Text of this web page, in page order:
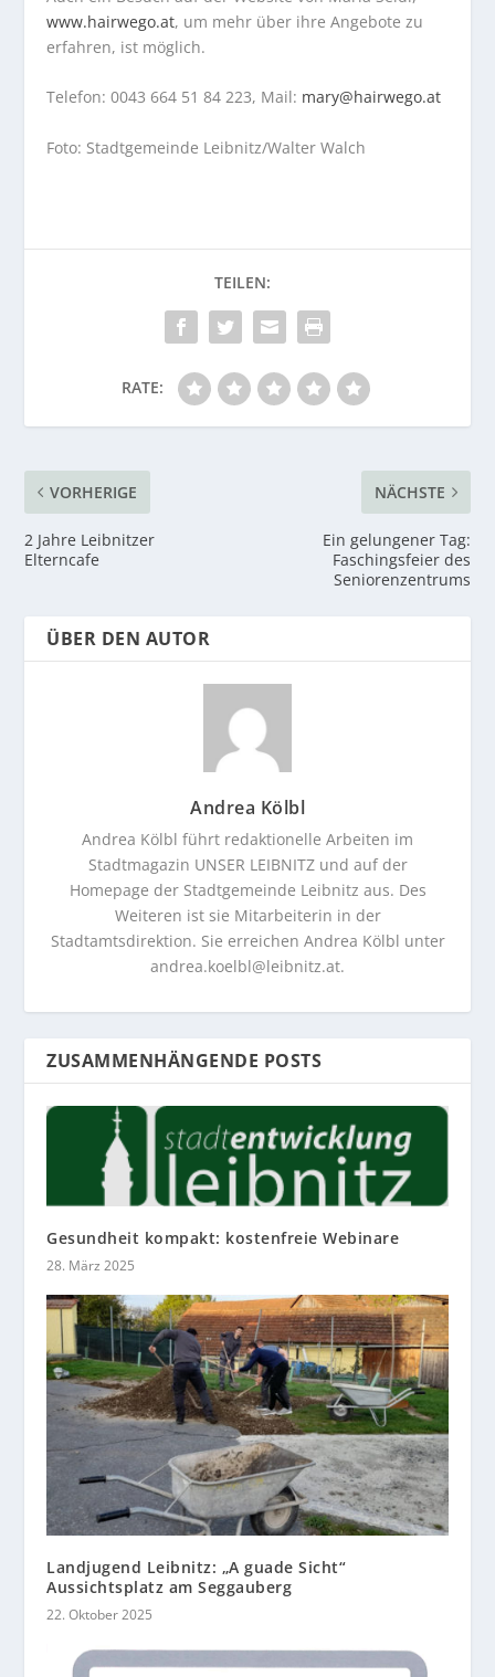
www.hairwego.at, um mehr über ihre Angebote zu
erfahren, ist möglich.
Telefon: 0043 664 51 84 223, Mail: mary@hairwego.at
Foto: Stadtgemeinde Leibnitz/Walter Walch
RATE:
VORHERIGE
2 Jahre Leibnitzer
Elterncafe
NÄCHSTE
Ein gelungener Tag:
Faschingsfeier des
Seniorenzentrums
ÜBER DEN AUTOR
Andrea Kölbl
Andrea Kölbl führt redaktionelle Arbeiten im
Stadtmagazin UNSER LEIBNITZ und auf der
Homepage der Stadtgemeinde Leibnitz aus. Des
Weiteren ist sie Mitarbeiterin in der
Stadtamtsdirektion. Sie erreichen Andrea Kölbl unter
andrea.koelbl@leibnitz.at.
ZUSAMMENHÄNGENDE POSTS
Gesundheit kompakt: kostenfreie Webinare
28. März 2025
Landjugend Leibnitz: „A guade Sicht“
Aussichtsplatz am Seggauberg
22. Oktober 2025